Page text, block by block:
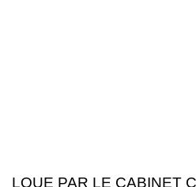
LOUE PAR LE CABINET